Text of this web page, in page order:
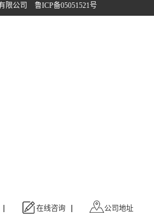
限公司 鲁ICP备05051521号
在线咨询 公司地址